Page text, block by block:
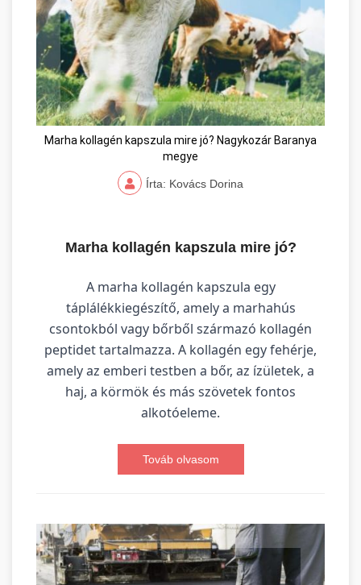
Marha kollagén kapszula mire jó? Nagykozár Baranya
megye
Írta: Kovács Dorina
Marha kollagén kapszula mire jó?
A marha kollagén kapszula egy
táplálékkiegészítő, amely a marhahús
csontokból vagy bőrből származó kollagén
peptidet tartalmazza. A kollagén egy fehérje,
amely az emberi testben a bőr, az ízületek, a
haj, a körmök és más szövetek fontos
alkotóeleme.
Továb olvasom